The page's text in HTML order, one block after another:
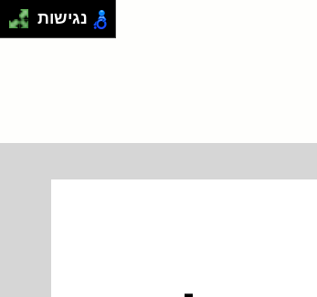
נגישות